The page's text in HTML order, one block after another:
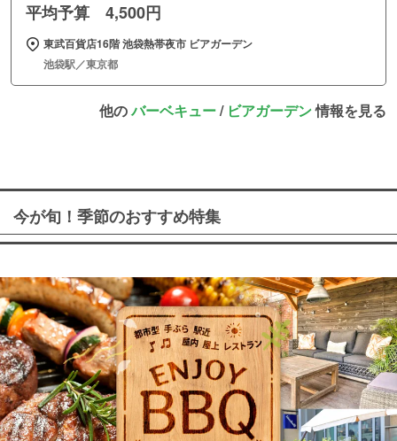
平均予算 4,500円
東武百貨店16階 池袋熱帯夜市 ビアガーデン
池袋駅／東京都
他のバーベキュー/ ビアガーデン情報を見る
今が旬！季節のおすすめ特集